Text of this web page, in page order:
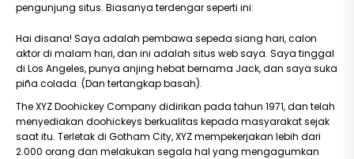
pengunjung situs. Biasanya terdengar seperti ini:
Hai disana! Saya adalah pembawa sepeda siang hari, calon
aktor di malam hari, dan ini adalah situs web saya. Saya tinggal
di Los Angeles, punya anjing hebat bernama Jack, dan saya suka
piña colada. (Dan tertangkap basah).
The XYZ Doohickey Company didirikan pada tahun 1971, dan telah
menyediakan doohickeys berkualitas kepada masyarakat sejak
saat itu. Terletak di Gotham City, XYZ mempekerjakan lebih dari
2.000 orang dan melakukan segala hal yang mengagumkan